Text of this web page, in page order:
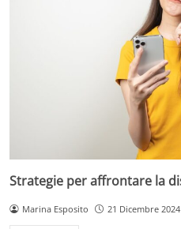
Strategie per affrontare la
Marina Esposito 21 Dicembre 2024